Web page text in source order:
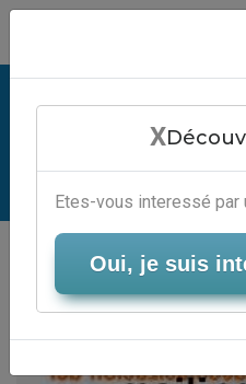
Cout Dun
X
Etes-vous interessé par
Oui, je suis